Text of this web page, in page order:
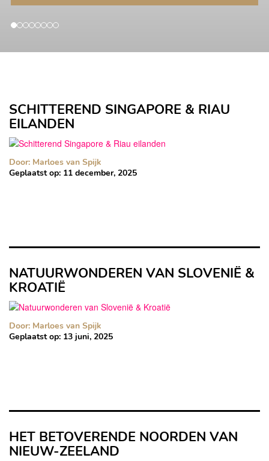
SCHITTEREND SINGAPORE & RIAU
EILANDEN
Door: Marloes van Spijk
Geplaatst op: 11 december, 2025
NATUURWONDEREN VAN SLOVENIË &
KROATIË
Door: Marloes van Spijk
Geplaatst op: 13 juni, 2025
HET BETOVERENDE NOORDEN VAN
NIEUW-ZEELAND